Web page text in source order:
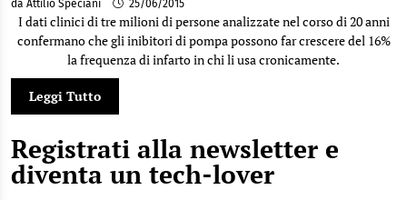
da Attilio Speciani 25/06/2015
I dati clinici di tre milioni di persone analizzate nel corso di 20 anni
confermano che gli inibitori di pompa possono far crescere del 16%
la frequenza di infarto in chi li usa cronicamente.
Leggi Tutto
Registrati alla newsletter e
diventa un tech-lover